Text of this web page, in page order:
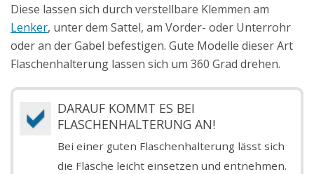
Diese lassen sich durch verstellbare Klemmen am
Lenker, unter dem Sattel, am Vorder- oder Unterrohr
oder an der Gabel befestigen. Gute Modelle dieser Art
Flaschenhalterung lassen sich um 360 Grad drehen.
DARAUF KOMMT ES BEI
FLASCHENHALTERUNG AN!
Bei einer guten Flaschenhalterung lässt sich
die Flasche leicht einsetzen und entnehmen.